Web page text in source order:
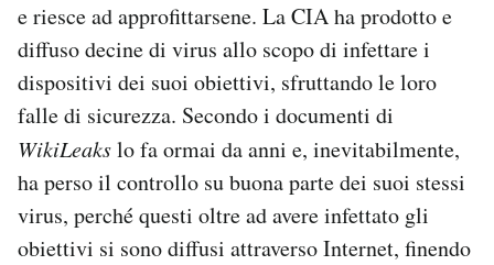
e riesce ad approfittarsene. La CIA ha prodotto e
diffuso decine di virus allo scopo di infettare i
dispositivi dei suoi obiettivi, sfruttando le loro
falle di sicurezza. Secondo i documenti di
WikiLeakslo fa ormai da anni e, inevitabilmente,
ha perso il controllo su buona parte dei suoi stessi
virus, perché questi oltre ad avere infettato gli
obiettivi si sono diffusi attraverso Internet, finendo